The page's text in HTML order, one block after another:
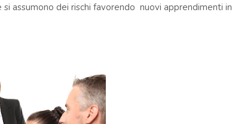
assumono dei rischi favorendo nuovi apprendimenti in